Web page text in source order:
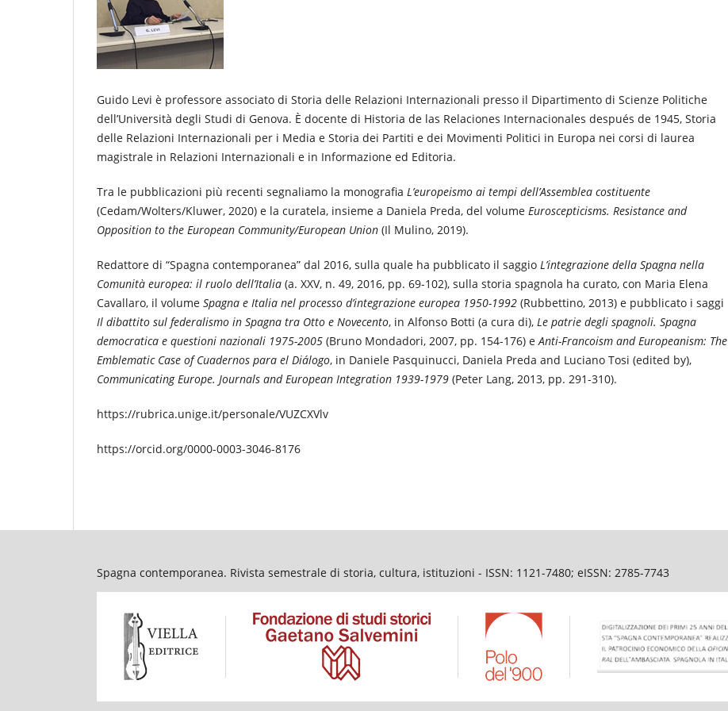
Guido Levi è professore associato di Storia delle Relazioni Internazionali presso il Dipartimento di Scienze Politiche
dell’Università degli Studi di Genova. È docente di Historia de las Relaciones Internacionales después de 1945, Storia
delle Relazioni Internazionali per i Media e Storia dei Partiti e dei Movimenti Politici in Europa nei corsi di laurea
magistrale in Relazioni Internazionali e in Informazione ed Editoria.
Tra le pubblicazioni più recenti segnaliamo la monografia L’europeismo ai tempi dell’Assemblea costituente
(Cedam/Wolters/Kluwer, 2020) e la curatela, insieme a Daniela Preda, del volume Euroscepticisms. Resistance and
Opposition to the European Community/European Union (Il Mulino, 2019).
Redattore di “Spagna contemporanea” dal 2016, sulla quale ha pubblicato il saggio L’integrazione della Spagna nella
Comunità europea: il ruolo dell’Italia (a. XXV, n. 49, 2016, pp. 69-102), sulla storia spagnola ha curato, con Maria Elena
Cavallaro, il volume Spagna e Italia nel processo d’integrazione europea 1950-1992 (Rubbettino, 2013) e pubblicato i saggi
Il dibattito sul federalismo in Spagna tra Otto e Novecento, in Alfonso Botti (a cura di), Le patrie degli spagnoli. Spagna
democratica e questioni nazionali 1975-2005 (Bruno Mondadori, 2007, pp. 154-176) eAnti-Francoism and Europeanism: The
Emblematic Case of Cuadernos para el Diálogo, in Daniele Pasquinucci, Daniela Preda and Luciano Tosi (edited by),
Communicating Europe. Journals and European Integration 1939-1979 (Peter Lang, 2013, pp. 291-310).
https://rubrica.unige.it/personale/VUZCXVlv
https://orcid.org/0000-0003-3046-8176
Spagna contemporanea. Rivista semestrale di storia, cultura, istituzioni - ISSN: 1121-7480; eISSN: 2785-7743